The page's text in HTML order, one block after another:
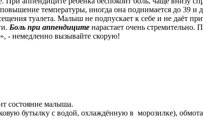
температуры, иногда она поднимается до 39 и
туалета. Малыш не подпускает к себе и не даёт
Боль при аппендиците нарастает очень стремительно.
- немедленно вызывайте скорую!
состояние малыша.
бутылку с водой, охлаждённую в морозилке),